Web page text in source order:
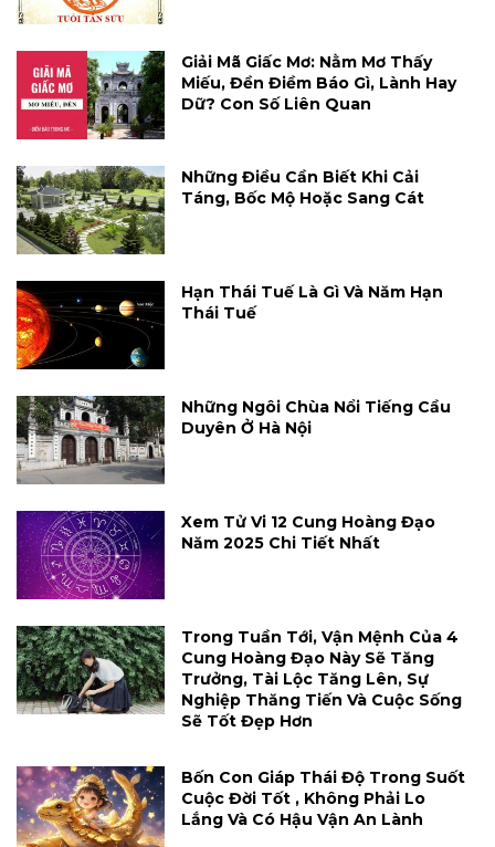
Giải Mã Giấc Mơ: Nằm Mơ Thấy
Miếu, Đền Điềm Báo Gì, Lành Hay
Dữ? Con Số Liên Quan
Những Điều Cần Biết Khi Cải
Táng, Bốc Mộ Hoặc Sang Cát
Hạn Thái Tuế Là Gì Và Năm Hạn
Thái Tuế
Những Ngôi Chùa Nổi Tiếng Cầu
Duyên Ở Hà Nội
Xem Tử Vi 12 Cung Hoàng Đạo
Năm 2025 Chi Tiết Nhất
Trong Tuần Tới, Vận Mệnh Của 4
Cung Hoàng Đạo Này Sẽ Tăng
Trưởng, Tài Lộc Tăng Lên, Sự
Nghiệp Thăng Tiến Và Cuộc Sống
Sẽ Tốt Đẹp Hơn
Bốn Con Giáp Thái Độ Trong Suốt
Cuộc Đời Tốt , Không Phải Lo
Lắng Và Có Hậu Vận An Lành